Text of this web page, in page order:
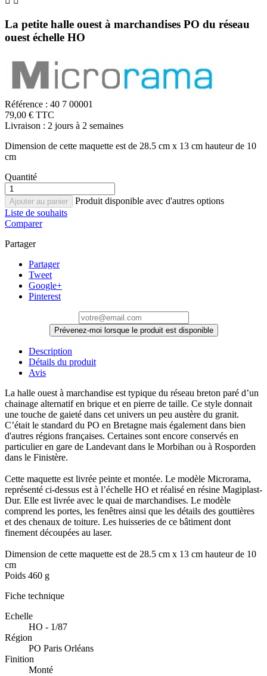
La petite halle ouest à marchandises PO du réseau
ouest échelle HO
Référence : 40 7 00001
79,00 € TTC
Livraison : 2 jours à 2 semaines
Dimension de cette maquette est de 28.5 cm x 13 cm hauteur de 10
cm
Quantité
Ajouter au panier
Produit disponible avec d'autres options
Liste de souhaits
Comparer
Partager
Partager
Tweet
Google+
Pinterest
Prévenez-moi lorsque le produit est disponible
Description
Détails du produit
Avis
La halle ouest à marchandise est typique du réseau breton paré d’un
chainage alternatif en brique et en pierre de taille. Ce style donnait
une touche de gaieté dans cet univers un peu austère du granit.
C’était le standard du PO en Bretagne mais également dans bien
d'autres régions françaises. Certaines sont encore conservés en
particulier en gare de Landevant dans le Morbihan ou à Rosporden
dans le Finistère.
Cette maquette est livrée peinte et montée. Le modèle Microrama,
représenté ci-dessus est à l’échelle HO et réalisé en résine Magiplast-
Dur. Elle est livrée avec le quai de marchandises. Le modèle
comprend les portes, les fenêtres ainsi que les détails des gouttières
et des chenaux de toiture. Les huisseries de ce bâtiment dont
finement découpées au laser.
Dimension de cette maquette est de 28.5 cm x 13 cm hauteur de 10
cm
Poids 460 g
Fiche technique
Echelle
HO - 1/87
Région
PO Paris Orléans
Finition
Monté